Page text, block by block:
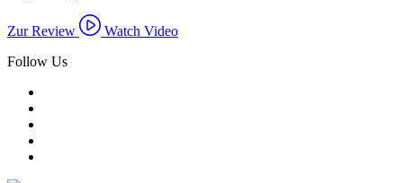
Zur Review
Watch Video
Follow Us